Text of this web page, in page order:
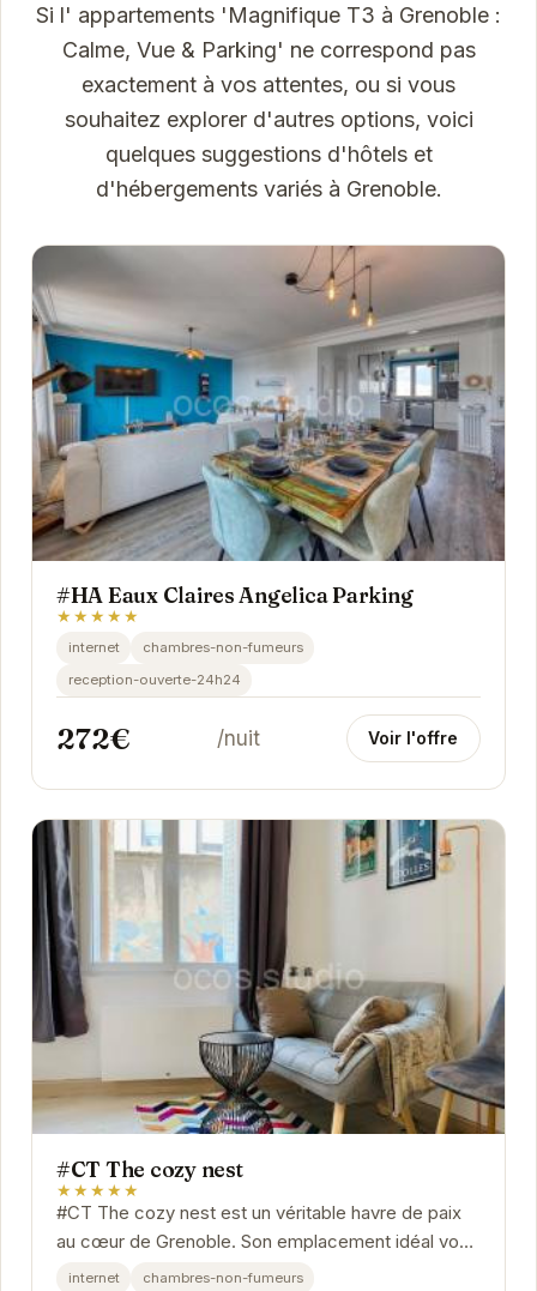
Si l' appartements 'Magnifique T3 à Grenoble :
Calme, Vue & Parking' ne correspond pas
exactement à vos attentes, ou si vous
souhaitez explorer d'autres options, voici
quelques suggestions d'hôtels et
d'hébergements variés à Grenoble.
#HA Eaux Claires Angelica Parking
★★★★★
internet
chambres-non-fumeurs
reception-ouverte-24h24
272€ /nuit Voir l'offre
#CT The cozy nest
★★★★★
#CT The cozy nest est un véritable havre de paix
au cœur de Grenoble. Son emplacement idéal vous
permet de profiter pleinement des attractions de...
internet
chambres-non-fumeurs